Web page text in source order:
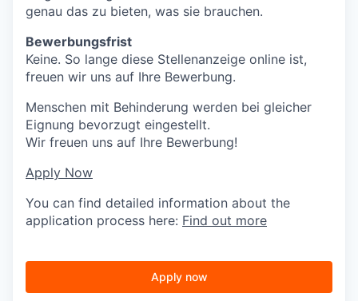
genau das zu bieten, was sie brauchen.
Bewerbungsfrist
Keine. So lange diese Stellenanzeige online ist,
freuen wir uns auf Ihre Bewerbung.
Menschen mit Behinderung werden bei gleicher
Eignung bevorzugt eingestellt.
Wir freuen uns auf Ihre Bewerbung!
Apply Now
You can find detailed information about the
application process here: Find out more
Apply now